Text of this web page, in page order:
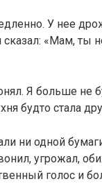
У нее
«Мам, ты
Я больше не
будто стала
ни одной
угрожал,
голос и